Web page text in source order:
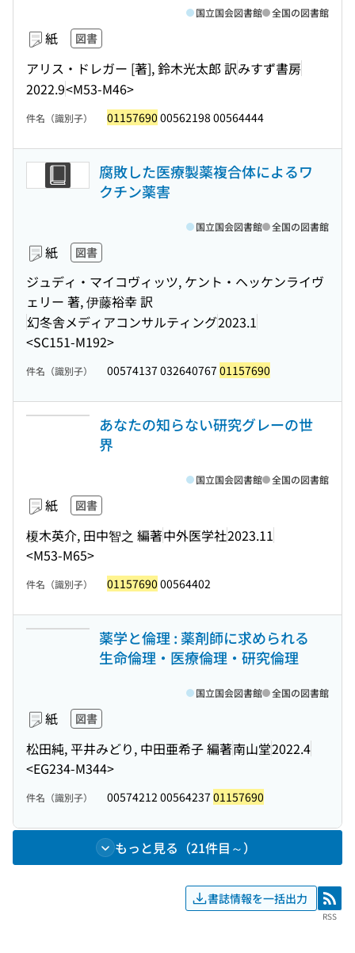
紙 図書
アリス・ドレガー [著], 鈴木光太郎 訳みすず書房
2022.9<M53-M46>
国立国会図書館 全国の図書館
件名（識別子） 01157690 00562198 00564444
腐敗した医療製薬複合体によるワ
クチン薬害
紙 図書
ジュディ・マイコヴィッツ, ケント・ヘッケンライヴ
ェリー 著, 伊藤裕幸 訳
幻冬舎メディアコンサルティング2023.1
<SC151-M192>
国立国会図書館 全国の図書館
件名（識別子） 00574137 032640767 01157690
あなたの知らない研究グレーの世
界
紙 図書
榎木英介, 田中智之 編著中外医学社2023.11
<M53-M65>
国立国会図書館 全国の図書館
件名（識別子） 01157690 00564402
薬学と倫理 : 薬剤師に求められる
生命倫理・医療倫理・研究倫理
紙 図書
松田純, 平井みどり, 中田亜希子 編著南山堂2022.4
<EG234-M344>
国立国会図書館 全国の図書館
件名（識別子） 00574212 00564237 01157690
もっと見る（21件目～）
書誌情報を一括出力 RSS
RSS